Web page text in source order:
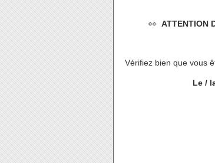
👀 ATTENTION
Vérifiez bien que vous
Le /